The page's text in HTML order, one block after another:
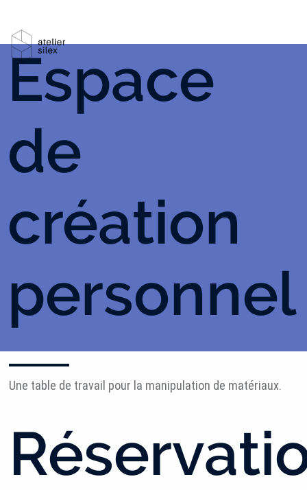
Espace
de
création
personnel
Une table de travail pour la manipulation de matériaux.